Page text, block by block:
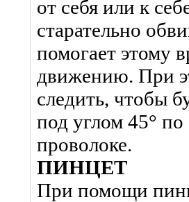
от себя или к
старательно
помогает этому
движению. При
следить, чтобы
под углом 45°
проволоке.
ПИНЦЕТ
При помощи